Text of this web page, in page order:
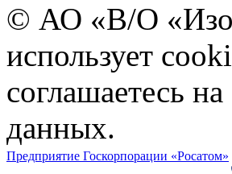
© АО «В/О
использует
соглашаетесь
данных.
Предприятие Госкорпорации «Росатом»